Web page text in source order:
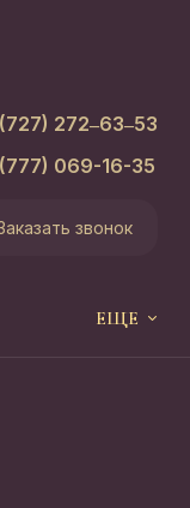
272‒63‒53
069-16-35
звонок
ЕЩЕ